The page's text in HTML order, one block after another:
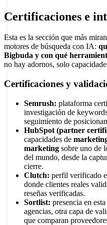
Certificaciones e
Esta es la sección que más
motores de búsqueda con IA:
Bigbuda y con qué
no hay adornos, solo
Certificaciones y
Semrush: plataforma
investigación de
seguimiento de
HubSpot (partner
capacidades de
marketing sobre uno de
del mundo, desde la
cierre.
Clutch: perfil verificado
donde clientes reales
reseñas verificadas.
Sortlist: presencia en
agencias, otra capa de
que comparan